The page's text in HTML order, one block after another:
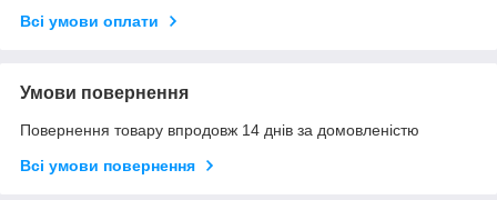
Всі умови оплати
Умови повернення
Повернення товару впродовж 14 днів за домовленістю
Всі умови повернення